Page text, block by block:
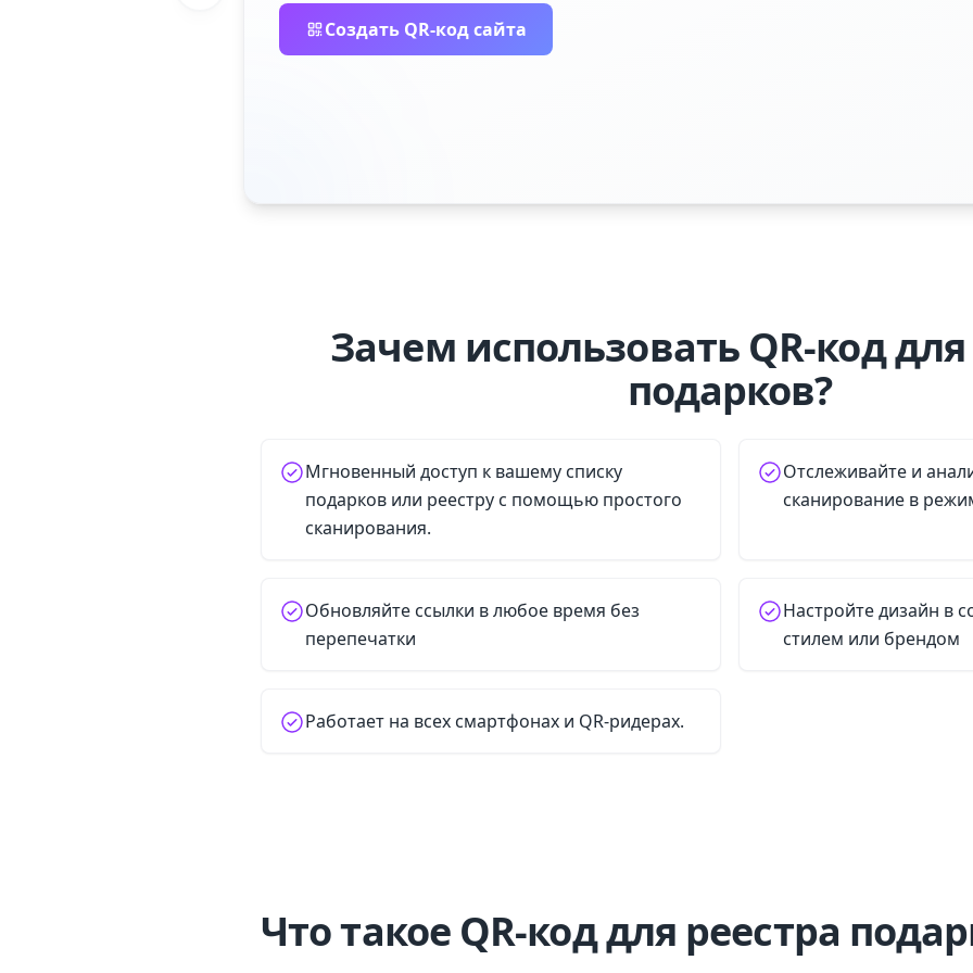
Создать QR-код сайта
Зачем использовать QR-код
подарков?
Мгновенный доступ к вашему списку
подарков или реестру с помощью простого
сканирования.
Отслеживайте и
сканирование в
Обновляйте ссылки в любое время без
перепечатки
Настройте дизайн в
стилем или брендом
Работает на всех смартфонах и QR-ридерах.
Что такое QR-код для реестра